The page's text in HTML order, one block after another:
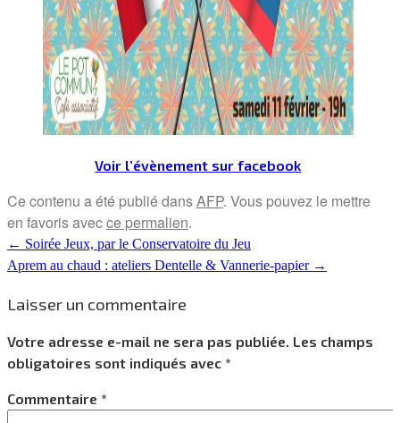
Voir l’évènement sur facebook
Ce contenu a été publié dansAFP. Vous pouvez le mettre
en favoris avecce permalien.
← Soirée Jeux, par le Conservatoire du Jeu
Aprem au chaud : ateliers Dentelle & Vannerie-papier →
Laisser un commentaire
Votre adresse e-mail ne sera pas publiée. Les champs
obligatoires sont indiqués avec *
Commentaire *